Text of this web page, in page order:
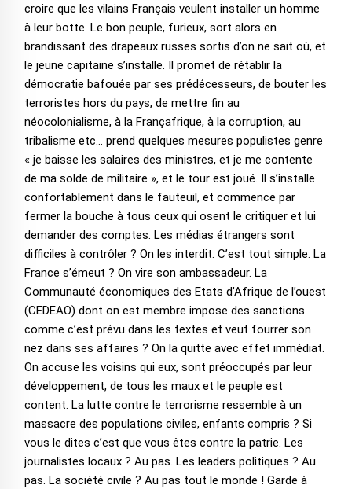
croire que les vilains Français veulent installer un homme
à leur botte. Le bon peuple, furieux, sort alors en
brandissant des drapeaux russes sortis d’on ne sait où, et
le jeune capitaine s’installe. Il promet de rétablir la
démocratie bafouée par ses prédécesseurs, de bouter les
terroristes hors du pays, de mettre fin au
néocolonialisme, à la Françafrique, à la corruption, au
tribalisme etc… prend quelques mesures populistes genre
« je baisse les salaires des ministres, et je me contente
de ma solde de militaire », et le tour est joué. Il s’installe
confortablement dans le fauteuil, et commence par
fermer la bouche à tous ceux qui osent le critiquer et lui
demander des comptes. Les médias étrangers sont
difficiles à contrôler ? On les interdit. C’est tout simple. La
France s’émeut ? On vire son ambassadeur. La
Communauté économiques des Etats d’Afrique de l’ouest
(CEDEAO) dont on est membre impose des sanctions
comme c’est prévu dans les textes et veut fourrer son
nez dans ses affaires ? On la quitte avec effet immédiat.
On accuse les voisins qui eux, sont préoccupés par leur
développement, de tous les maux et le peuple est
content. La lutte contre le terrorisme ressemble à un
massacre des populations civiles, enfants compris ? Si
vous le dites c’est que vous êtes contre la patrie. Les
journalistes locaux ? Au pas. Les leaders politiques ? Au
pas. La société civile ? Au pas tout le monde ! Garde à